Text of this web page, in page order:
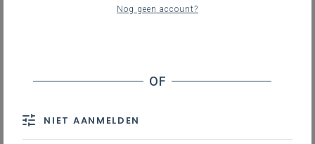
Korte filmpjes van slechts een paar
Nog geen account?
NIET AANMELDEN